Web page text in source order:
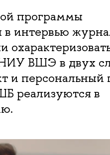
программы
в интервью
ВШЭ в двух
и персональный
реализуются в